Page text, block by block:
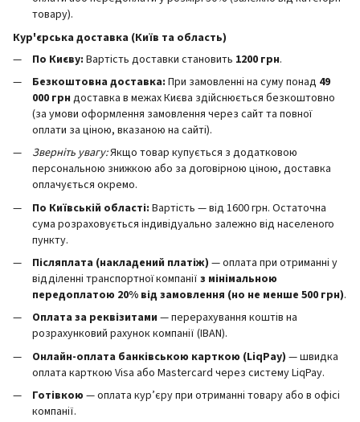
товару).
Кур'єрська доставка (Київ та область)
По Києву: Вартість доставки становить 1200 грн.
Безкоштовна доставка: При замовленні на суму понад 49
000 грн доставка в межах Києва здійснюється безкоштовно
(за умови оформлення замовлення через сайт та повної
оплати за ціною, вказаною на сайті).
Зверніть увагу:Якщо товар купується з додатковою
персональною знижкою або за договірною ціною, доставка
оплачується окремо.
По Київській області: Вартість — від 1600 грн. Остаточна
сума розраховується індивідуально залежно від населеного
пункту.
Післяплата (накладений платіж) — оплата при отриманні у
відділенні транспортної компанії з мінімальною
передоплатою 20% від замовлення (но не менше 500 грн).
Оплата за реквізитами — перерахування коштів на
розрахунковий рахунок компанії (IBAN).
Онлайн-оплата банківською карткою (LiqPay) — швидка
оплата карткою Visa або Mastercard через систему LiqPay.
Готівкою — оплата кур’єру при отриманні товару або в офісі
компанії.